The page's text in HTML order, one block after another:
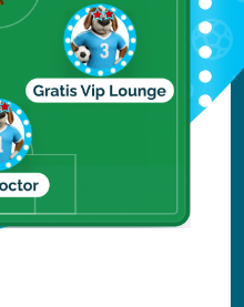
culinarie. Regina
sicuramente la
roast”,
da
e salse.
una specialità del
di canguro,
quella di emu o